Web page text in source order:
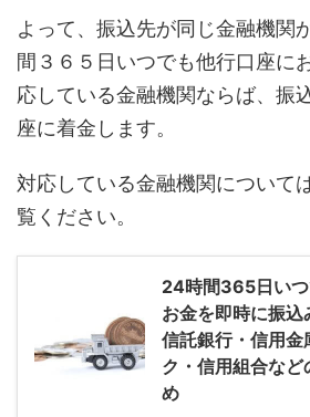
よって、振込先が同じ金融機関
間３６５日いつでも他行口座に
応している金融機関ならば、振
座に着金します。
対応している金融機関について
覧ください。
24時間365日い
お金を即時に振込
信託銀行・信用金
ク・信用組合など
め